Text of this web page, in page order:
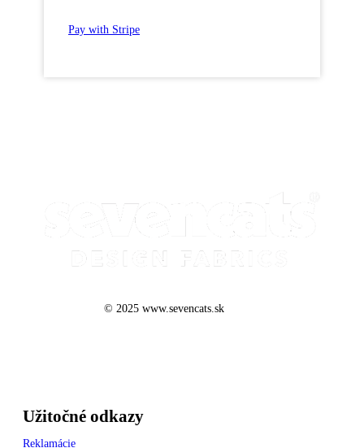
Pay with Stripe
© 2025 www.sevencats.sk
Užitočné odkazy
Reklamácie